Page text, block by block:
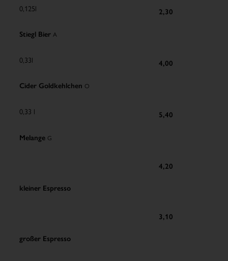
0,125l 2,30
Stiegl Bier A
0,33l 4,00
Cider Goldkehlchen O
0,33 l 5,40
Melange G
4,20
kleiner Espresso
3,10
großer Espresso